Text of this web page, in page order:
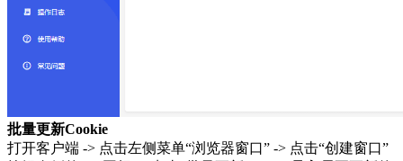
批量更新Cookie
打开客户端 -> 点击左侧菜单“浏览器窗口” -> 点击“创建窗口”